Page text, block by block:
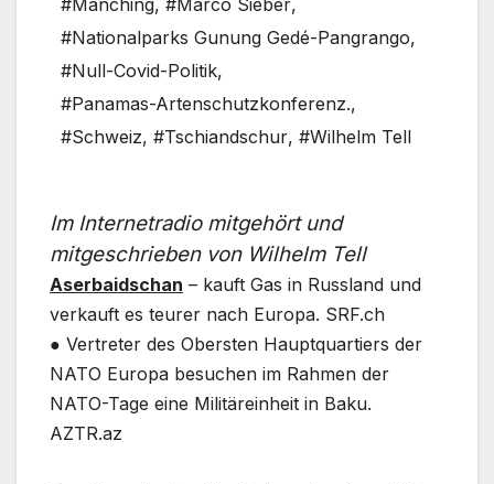
#Manching, #Marco Sieber,
#Nationalparks Gunung Gedé-Pangrango,
#Null-Covid-Politik,
#Panamas-Artenschutzkonferenz.,
#Schweiz, #Tschiandschur, #Wilhelm Tell
Im Internetradio mitgehört und
mitgeschrieben von Wilhelm Tell
Aserbaidschan – kauft Gas in Russland und
verkauft es teurer nach Europa. SRF.ch
● Vertreter des Obersten Hauptquartiers der
NATO Europa besuchen im Rahmen der
NATO-Tage eine Militäreinheit in Baku.
AZTR.az